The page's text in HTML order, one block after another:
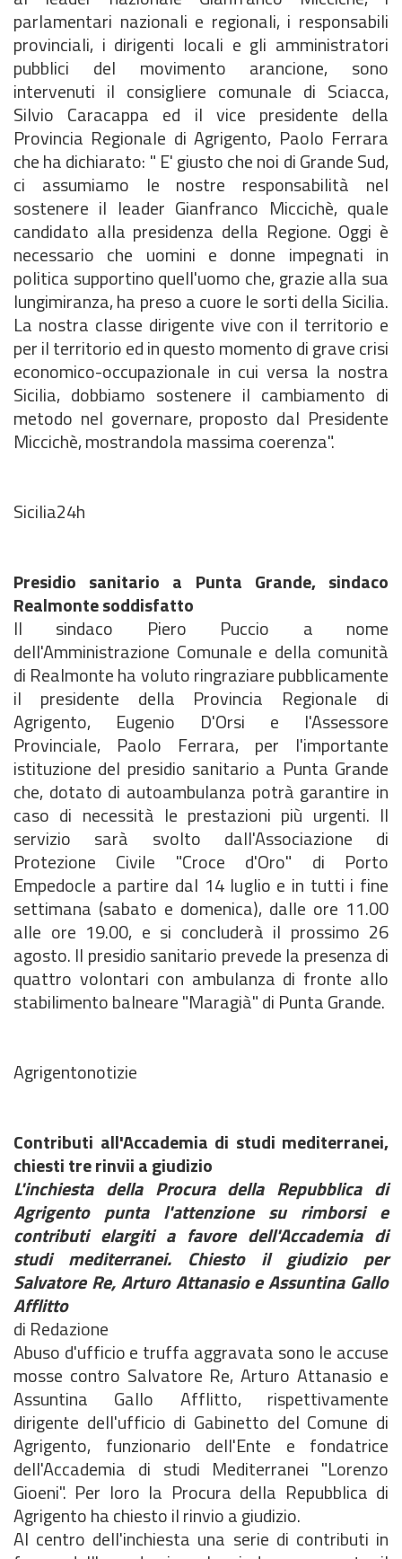
parlamentari nazionali e regionali, i responsabili
provinciali, i dirigenti locali e gli amministratori
pubblici del movimento arancione, sono
intervenuti il consigliere comunale di Sciacca,
Silvio Caracappa ed il vice presidente della
Provincia Regionale di Agrigento, Paolo Ferrara
che ha dichiarato: " E' giusto che noi di Grande Sud,
ci assumiamo le nostre responsabilità nel
sostenere il leader Gianfranco Miccichè, quale
candidato alla presidenza della Regione. Oggi è
necessario che uomini e donne impegnati in
politica supportino quell'uomo che, grazie alla sua
lungimiranza, ha preso a cuore le sorti della Sicilia.
La nostra classe dirigente vive con il territorio e
per il territorio ed in questo momento di grave crisi
economico-occupazionale in cui versa la nostra
Sicilia, dobbiamo sostenere il cambiamento di
metodo nel governare, proposto dal Presidente
Miccichè, mostrandola massima coerenza".
Sicilia24h
Presidio sanitario a Punta Grande, sindaco
Realmonte soddisfatto
Il sindaco Piero Puccio a nome
dell'Amministrazione Comunale e della comunità
di Realmonte ha voluto ringraziare pubblicamente
il presidente della Provincia Regionale di
Agrigento, Eugenio D'Orsi e l'Assessore
Provinciale, Paolo Ferrara, per l'importante
istituzione del presidio sanitario a Punta Grande
che, dotato di autoambulanza potrà garantire in
caso di necessità le prestazioni più urgenti. Il
servizio sarà svolto dall'Associazione di
Protezione Civile "Croce d'Oro" di Porto
Empedocle a partire dal 14 luglio e in tutti i fine
settimana (sabato e domenica), dalle ore 11.00
alle ore 19.00, e si concluderà il prossimo 26
agosto. Il presidio sanitario prevede la presenza di
quattro volontari con ambulanza di fronte allo
stabilimento balneare "Maragià" di Punta Grande.
Agrigentonotizie
Contributi all'Accademia di studi mediterranei,
chiesti tre rinvii a giudizio
L'inchiesta della Procura della Repubblica di
Agrigento punta l'attenzione su rimborsi e
contributi elargiti a favore dell'Accademia di
studi mediterranei. Chiesto il giudizio per
Salvatore Re, Arturo Attanasio e Assuntina Gallo
Afflitto
di Redazione
Abuso d'ufficio e truffa aggravata sono le accuse
mosse contro Salvatore Re, Arturo Attanasio e
Assuntina Gallo Afflitto, rispettivamente
dirigente dell'ufficio di Gabinetto del Comune di
Agrigento, funzionario dell'Ente e fondatrice
dell'Accademia di studi Mediterranei "Lorenzo
Gioeni". Per loro la Procura della Repubblica di
Agrigento ha chiesto il rinvio a giudizio.
Al centro dell'inchiesta una serie di contributi in